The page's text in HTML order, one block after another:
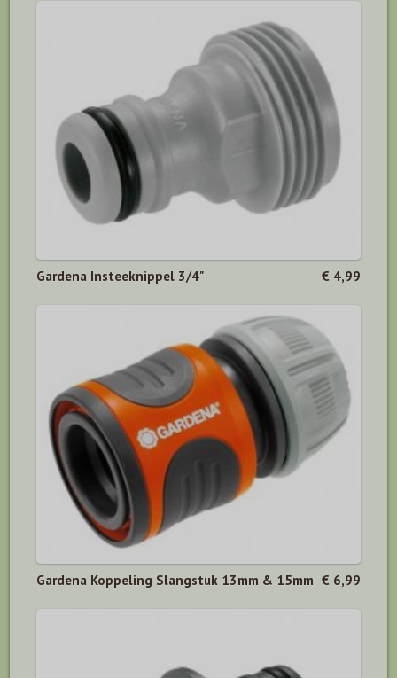
Gardena Insteeknippel 3/4" € 4,99
Gardena Koppeling Slangstuk 13mm & 15mm € 6,99